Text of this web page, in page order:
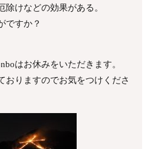
除けなどの効果がある。
ですか？
はお休みをいただきます。
おりますのでお気をつけくださ